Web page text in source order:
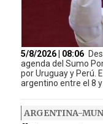
5/8/2026 | 08:06
agenda del Sumo
por Uruguay y Perú.
argentino entre el 8 y
ARGENTINA-